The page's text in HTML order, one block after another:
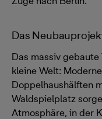
Das
Das massiv
kleine Welt:
Doppelhaushälften
Waldspielplatz
Atmosphäre, in der